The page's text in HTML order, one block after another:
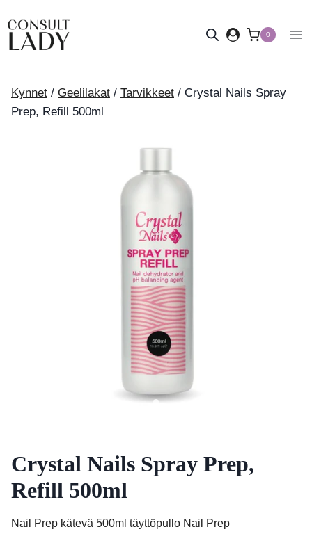
sisältöön
0
Kynnet / Geelilakat / Tarvikkeet / Crystal Nails Spray
Prep, Refill 500ml
Crystal Nails Spray Prep,
Refill 500ml
Nail Prep kätevä 500ml täyttöpullo Nail Prep